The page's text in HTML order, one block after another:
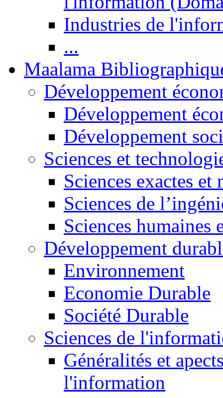
Industries de
...
Maalama
Développement
Développement
Développement
Sciences et
Sciences exactes et
Sciences de
Sciences humaines
Développement
Environnement
Economie Durable
Société Durable
Sciences de
Généralités et
l'information